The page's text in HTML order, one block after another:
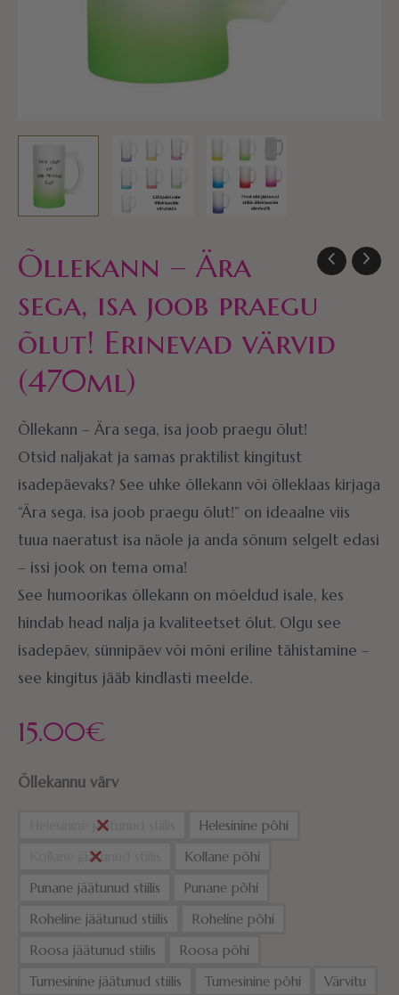
Õllekann – Ära
sega, isa joob praegu
õlut! Erinevad värvid
(470ml)
Õllekann – Ära sega, isa joob praegu õlut!
Otsid naljakat ja samas praktilist kingitust
isadepäevaks? See uhke õllekann või õlleklaas kirjaga
“Ära sega, isa joob praegu õlut!” on ideaalne viis
tuua naeratust isa näole ja anda sõnum selgelt edasi
– issi jook on tema oma!
See humoorikas õllekann on mõeldud isale, kes
hindab head nalja ja kvaliteetset õlut. Olgu see
isadepäev, sünnipäev või mõni eriline tähistamine –
see kingitus jääb kindlasti meelde.
15.00€
Õllekannu värv
Helesinine jäätunud stiilis
Helesinine põhi
Kollane jäätunud stiilis
Kollane põhi
Punane jäätunud stiilis
Punane põhi
Roheline jäätunud stiilis
Roheline põhi
Roosa jäätunud stiilis
Roosa põhi
Tumesinine jäätunud stiilis
Tumesinine põhi
Värvitu